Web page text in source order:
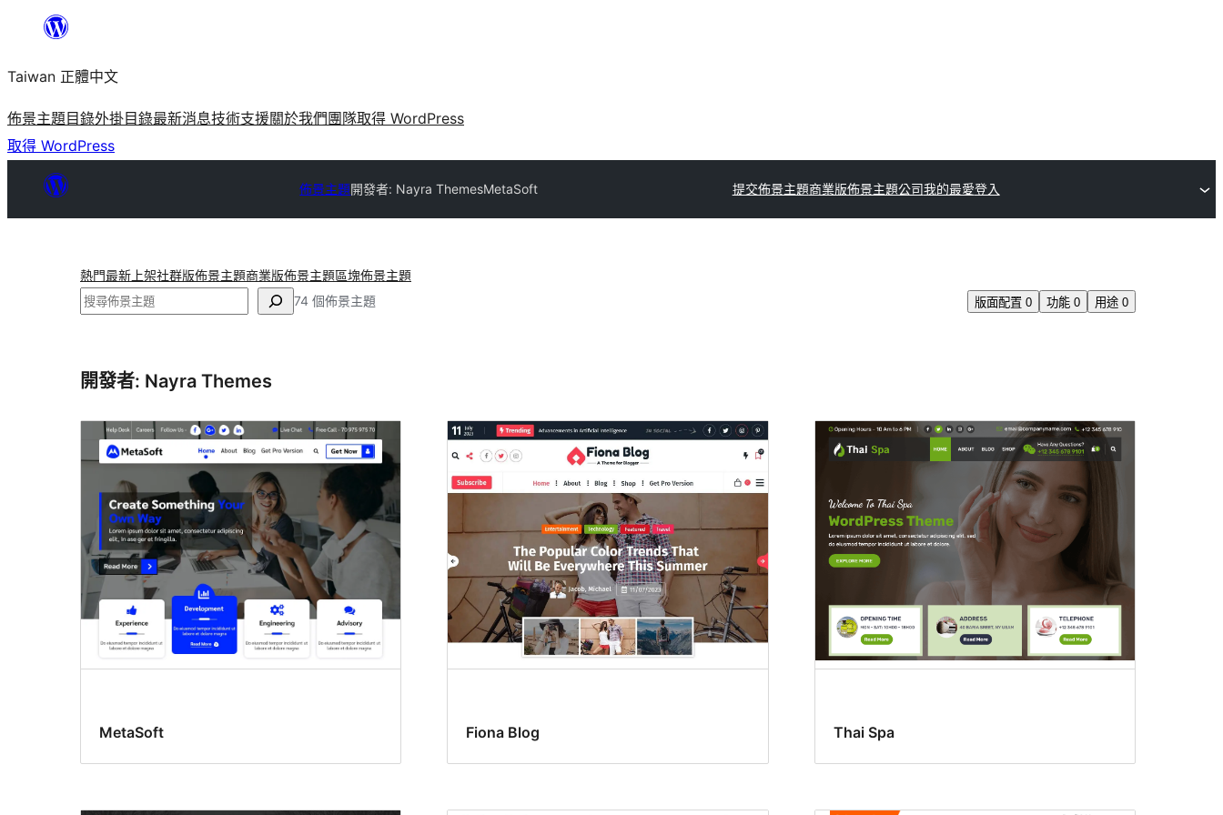
主
要
內
容
Taiwan 正體中文
佈景主題目錄外掛目錄最新消息技術支援關於我們 團隊取得 WordPress
取得 WordPress
佈景主題開發者: Nayra ThemesMetaSoft 提交佈景主題商業版佈景主題公司我的最愛登入
熱門最新上架社群版佈景主題商業版佈景主題區塊佈景主題
搜
74 個佈景主題 版面配置 0 功能 0 用途 0
開發者: Nayra Themes
MetaSoft Fiona Blog Thai Spa